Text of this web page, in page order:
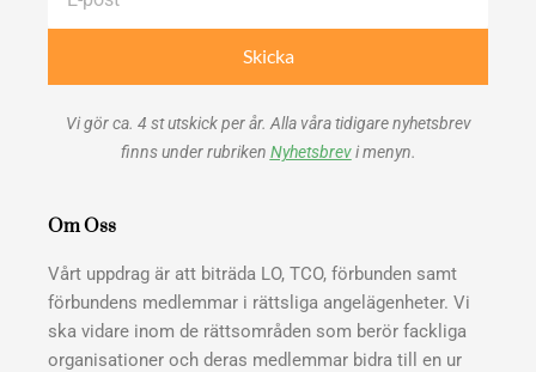
Skicka
Vi gör ca. 4 st utskick per år. Alla våra tidigare nyhetsbrev
finns under rubriken Nyhetsbrevi menyn.
Om Oss
Vårt uppdrag är att biträda LO, TCO, förbunden samt
förbundens medlemmar i rättsliga angelägenheter. Vi
ska vidare inom de rättsområden som berör fackliga
organisationer och deras medlemmar bidra till en ur